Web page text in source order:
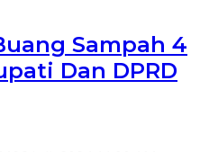
Sampah 4
Dan DPRD